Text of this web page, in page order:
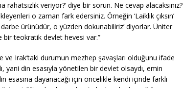
veriyor?’ diye bir sorun. Ne cevap alacaksınız?
o zaman fark edersiniz. Örneğin ‘Laiklik çıksın’
ürünüdür, o yüzden dokunabiliriz’ diyorlar. Üniter
bir teokratik devlet hevesi var.”
ve Irak’taki durumun mezhep şavaşları olduğunu ifade
din esasıyla yönetilen bir devlet olsaydı, emin
esasına dayanacağı için öncelikle kendi içinde farklı